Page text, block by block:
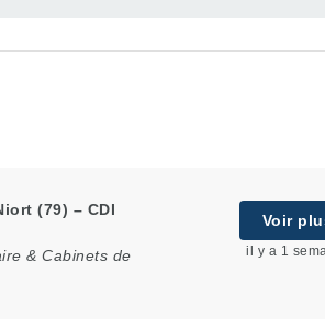
(79) – CDI
& Cabinets de
Voir
il y a 1